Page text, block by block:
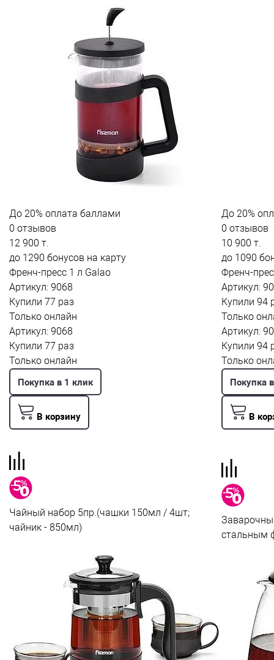
До 20% оплата баллами
0 отзывов
12 900 т.
до 1290 бонусов на карту
Френч-пресс 1 л Galao
Артикул: 9068
Купили 77 раз
Только онлайн
Артикул: 9068
Купили 77 раз
Только онлайн
Покупка в 1 клик
В корзину
До 20%
0 отзывов
10 900 т.
до 1090
Френч-
Артикул:
Купили 94
Только
Артикул:
Купили 94
Только
Покупка
В
Чайный набор 5пр.(чашки 150мл / 4шт;
чайник - 850мл)
стальным